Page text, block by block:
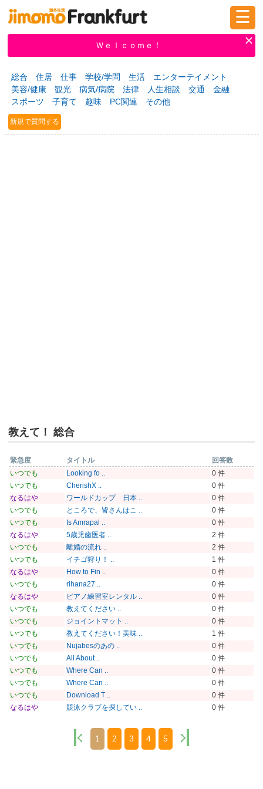
新規登録
掲示板 タウン情報 教えて！
ニュース イベント 求人
☰
Ｗｅｌｃｏｍｅ！
総合 住居 仕事 学校/学問 生活
エンターテイメント
美容/健康
観光 病気/病院 法律 人生相談 交通
金融
スポーツ
子育て 趣味 PC関連 その他
新規で質問する
教えて！ 総合
緊急度 タイトル
回答数
いつでも
Looking fo ..
0 件
いつでも
CherishX ..
0 件
なるはや
ワールドカップ 日本 ..
0 件
いつでも
ところで、皆さんはこ ..
0 件
いつでも
Is Amrapal ..
0 件
なるはや
5歳児歯医者 ..
2 件
いつでも
離婚の流れ ..
2 件
いつでも
イチゴ狩り！ ..
1 件
なるはや
How to Fin ..
0 件
いつでも
rihana27 ..
0 件
なるはや
ピアノ練習室レンタル ..
0 件
いつでも
教えてください ..
0 件
いつでも
ジョイントマット ..
0 件
いつでも
教えてください！美味 ..
1 件
いつでも
Nujabesのあの ..
0 件
いつでも
All About ..
0 件
いつでも
Where Can ..
0 件
いつでも
Where Can ..
0 件
いつでも
Download T ..
0 件
なるはや
競泳クラブを探してい .. 0 件
1 2 3 4 5